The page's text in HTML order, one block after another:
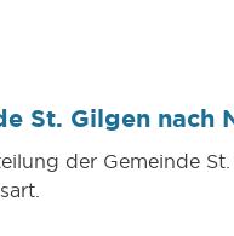
St. Gilgen nach
der Gemeinde